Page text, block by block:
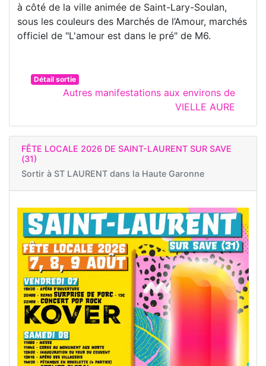
à côté de la ville animée de Saint-Lary-Soulan,
sous les couleurs des Marchés de l’Amour, marchés
officiel de "L'amour est dans le pré" de M6.
Détail sortie
Autres manifestations aux environs de
VIELLE AURE
FÊTE LOCALE 2026 DE SAINT-LAURENT SUR SAVE
(31)
Sortir à ST LAURENT dans la Haute Garonne